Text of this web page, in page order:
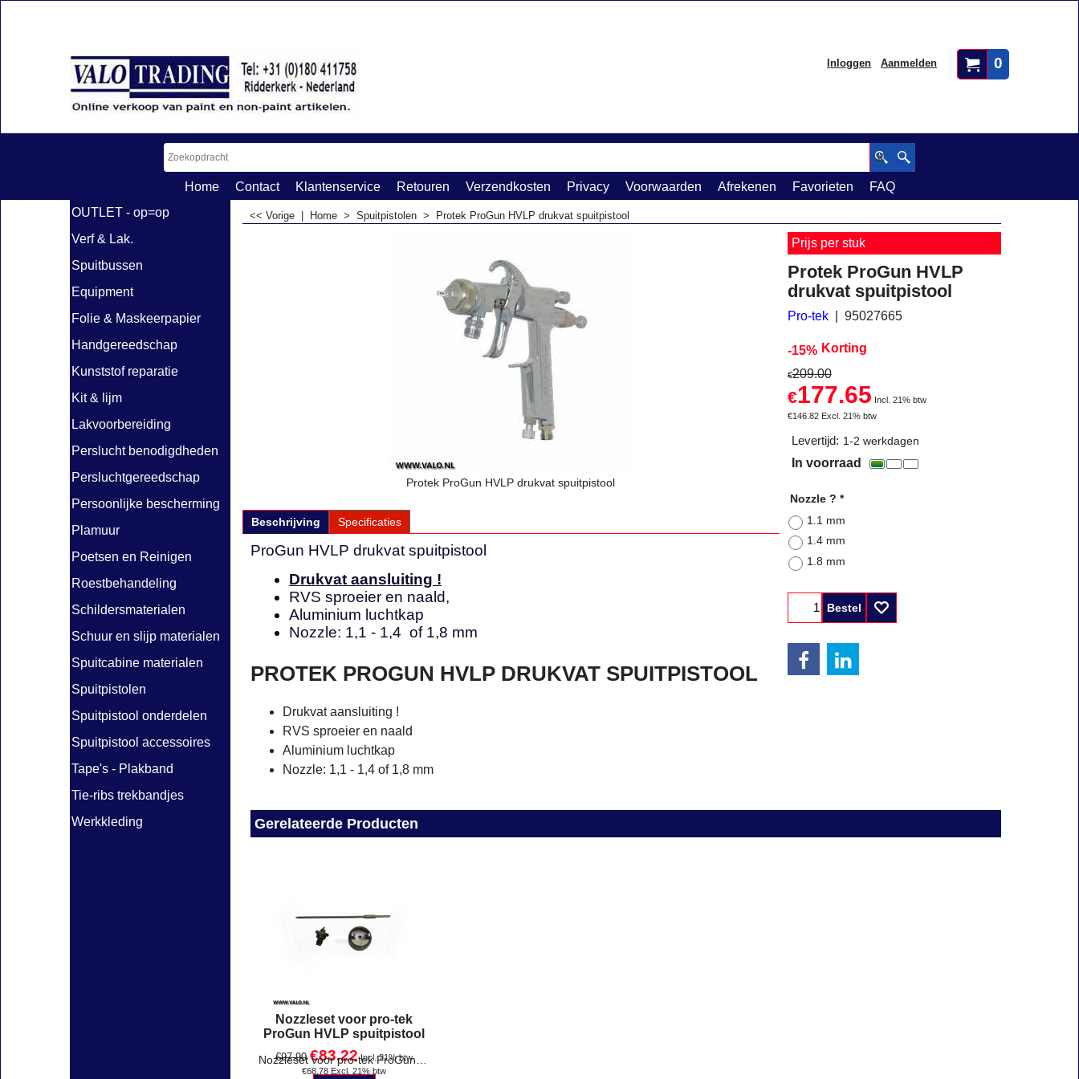
0
Inloggen Aanmelden
Home Contact Klantenservice Retouren Verzendkosten Privacy Voorwaarden Afrekenen Favorieten
FAQ
OUTLET - op=op
Verf & Lak.
Spuitbussen
Equipment
Folie & Maskeerpapier
Handgereedschap
Kunststof reparatie
Kit & lijm
Lakvoorbereiding
Perslucht benodigdheden
Persluchtgereedschap
Persoonlijke bescherming
Plamuur
Poetsen en Reinigen
Roestbehandeling
Schildersmaterialen
Schuur en slijp materialen
Spuitcabine materialen
Spuitpistolen
Spuitpistool onderdelen
Spuitpistool accessoires
Tape's - Plakband
Tie-ribs trekbandjes
Werkkleding
<< Vorige Home > Spuitpistolen > Protek ProGun HVLP drukvat spuitpistool
Protek ProGun HVLP drukvat spuitpistool
Prijs per stuk
Protek ProGun HVLP
drukvat spuitpistool
Pro-tek 95027665
-15% Korting
€209.00
€177.65 Incl. 21% btw
€146.82 Excl. 21% btw
Levertijd: 1-2 werkdagen
In voorraad
Nozzle ? *
1.1 mm
1.4 mm
1.8 mm
Bestel
Beschrijving Specificaties
ProGun HVLP drukvat spuitpistool
Drukvat aansluiting !
RVS sproeier en naald,
Aluminium luchtkap
Nozzle: 1,1 - 1,4 of 1,8 mm
PROTEK PROGUN HVLP DRUKVAT SPUITPISTOOL
Drukvat aansluiting !
RVS sproeier en naald
Aluminium luchtkap
Nozzle: 1,1 - 1,4 of 1,8 mm
Gerelateerde Producten
Nozzleset voor pro-tek
ProGun HVLP spuitpistool
€97.90 €83.22 Incl. 21% btw
€68.78 Excl. 21% btw
Nozzleset voor pro-tek ProGun HVLP spuitpistool.